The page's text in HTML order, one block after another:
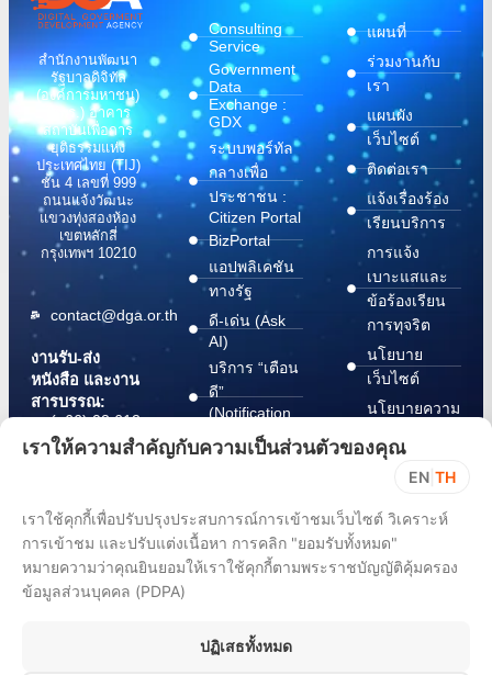
สำนักงานพัฒนา
รัฐบาลดิจิทัล
(องค์การมหาชน)
(สพร.) อาคาร
สถาบันเพื่อการ
ยุติธรรมแห่ง
ประเทศไทย (TIJ)
ชั้น 4 เลขที่ 999
ถนนแจ้งวัฒนะ
แขวงทุ่งสองห้อง
เขตหลักสี่
กรุงเทพฯ 10210
contact@dga.or.th
งานรับ-ส่ง
หนังสือ และงาน
สารบรรณ:
(+66) 02 612
6000
saraban@dga.or.th
Center:
(+66) 02 612
6060
Consulting
Service
Government
Data
Exchange :
GDX
ระบบพอร์ทัล
กลางเพื่อ
ประชาชน :
Citizen Portal
BizPortal
แอปพลิเคชัน
ทางรัฐ
ดี-เด่น (Ask
AI)
บริการ “เตือน
ดี”
(Notification
บริการ
(Document
Wallet)
แผนที่
ร่วมงานกับ
เรา
แผนผัง
เว็บไซต์
ติดต่อเรา
แจ้งเรื่องร้อง
เรียนบริการ
การแจ้ง
เบาะแสและ
ข้อร้องเรียน
การทุจริต
นโยบาย
เว็บไซต์
นโยบายความ
ปลอดภัย
สารสนเทศ
เราให้ความสำคัญกับความเป็นส่วนตัวของคุณ
EN TH
เราใช้คุกกี้เพื่อปรับปรุงประสบการณ์การเข้าชมเว็บไซต์ วิเคราะห์
การเข้าชม และปรับแต่งเนื้อหา การคลิก "ยอมรับทั้งหมด"
หมายความว่าคุณยินยอมให้เราใช้คุกกี้ตามพระราชบัญญัติคุ้มครอง
ข้อมูลส่วนบุคคล (PDPA)
ปฏิเสธทั้งหมด